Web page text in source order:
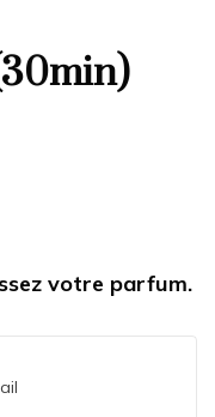
votre parfum.